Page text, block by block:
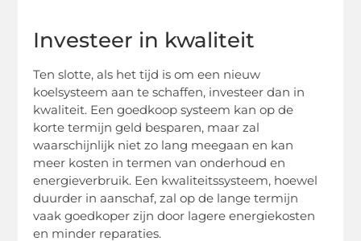
Investeer in kwaliteit
Ten slotte, als het tijd is om een nieuw
koelsysteem aan te schaffen, investeer dan in
kwaliteit. Een goedkoop systeem kan op de
korte termijn geld besparen, maar zal
waarschijnlijk niet zo lang meegaan en kan
meer kosten in termen van onderhoud en
energieverbruik. Een kwaliteitssysteem, hoewel
duurder in aanschaf, zal op de lange termijn
vaak goedkoper zijn door lagere energiekosten
en minder reparaties.